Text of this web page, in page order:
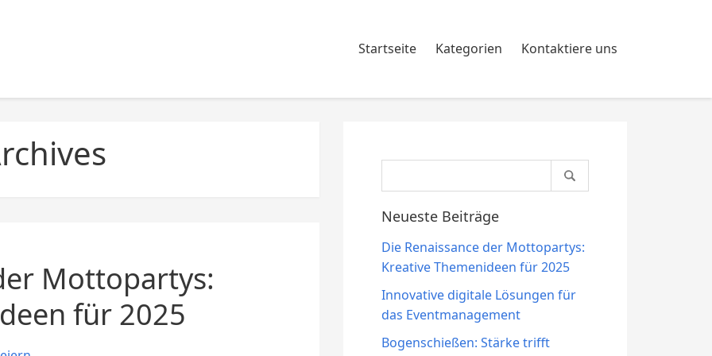
Startseite Kategorien Kontaktiere uns
Mottopartys:
für 2025
for:
Neueste Beiträge
Die Renaissance der Mottopartys:
Kreative Themenideen für 2025
Innovative digitale Lösungen für
das Eventmanagement
Bogenschießen: Stärke trifft